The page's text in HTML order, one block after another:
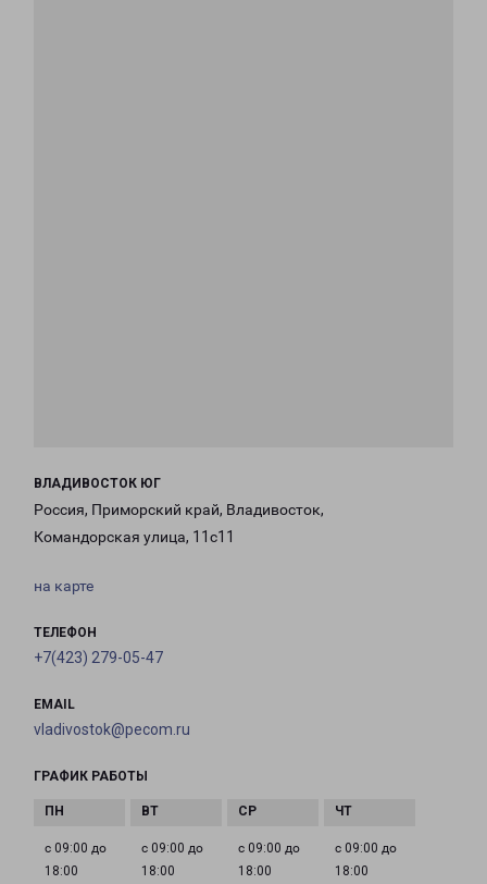
ВЛАДИВОСТОК ЮГ
Россия, Приморский край, Владивосток,
Командорская улица, 11с11
на карте
ТЕЛЕФОН
+7(423) 279-05-47
EMAIL
vladivostok@pecom.ru
ГРАФИК РАБОТЫ
с 09:00 до
18:00
с 09:00 до
18:00
с 09:00 до
18:00
с 09:00 до
18:00